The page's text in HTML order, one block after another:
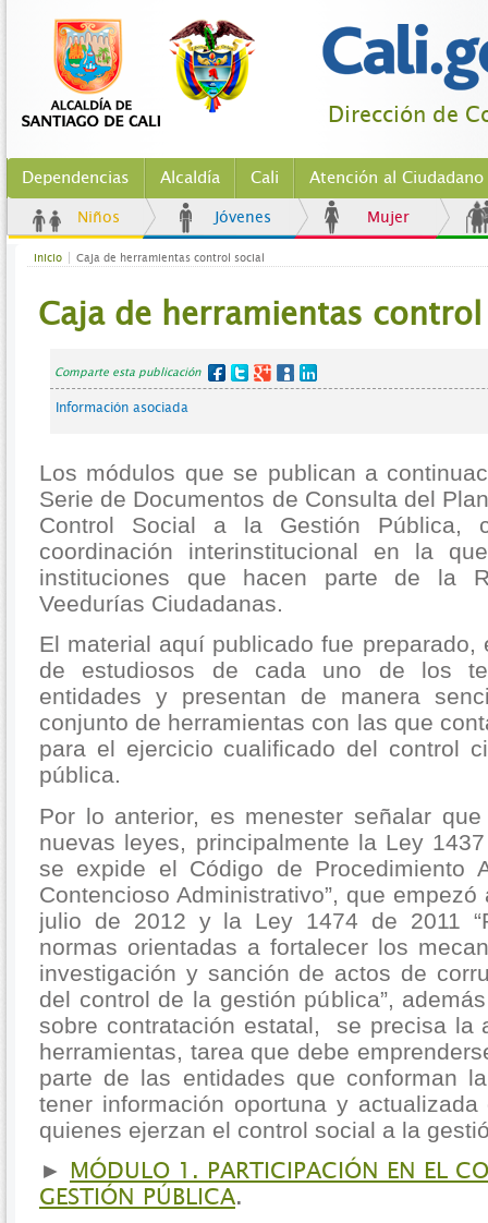
Dirección de
Dependencias Alcaldía Cali Atención al Ciudadano
Niños Jóvenes Mujer
Inicio Caja de herramientas control social
Caja de herramientas
Comparte esta publicación
Información asociada
Los módulos que se publican a
Serie de Documentos de Consulta del
Control Social a la Gestión Pública,
coordinación interinstitucional en la
instituciones que hacen parte de la
Veedurías Ciudadanas.
El material aquí publicado fue preparado,
de estudiosos de cada uno de los
entidades y presentan de manera
conjunto de herramientas con las que
para el ejercicio cualificado del control
pública.
Por lo anterior, es menester señalar
nuevas leyes, principalmente la Ley
se expide el Código de Procedimiento
Contencioso Administrativo”, que
julio de 2012 y la Ley 1474 de 2011
normas orientadas a fortalecer los
investigación y sanción de actos de
del control de la gestión pública”,
sobre contratación estatal, se precisa la
herramientas, tarea que debe
parte de las entidades que conforman
tener información oportuna y
quienes ejerzan el control social a la
► MÓDULO 1. PARTICIPACIÓN EN EL
GESTIÓN PÚBLICA.